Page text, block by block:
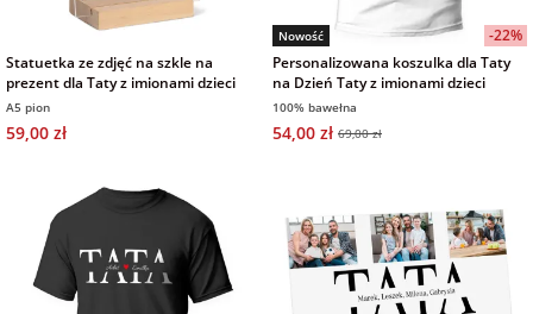
Statuetka ze zdjęć na szkle na
prezent dla Taty z imionami dzieci
A5 pion
59,00 zł
Nowość
-22%
Personalizowana koszulka dla Taty
na Dzień Taty z imionami dzieci
100% bawełna
54,00 zł 69,00 zł